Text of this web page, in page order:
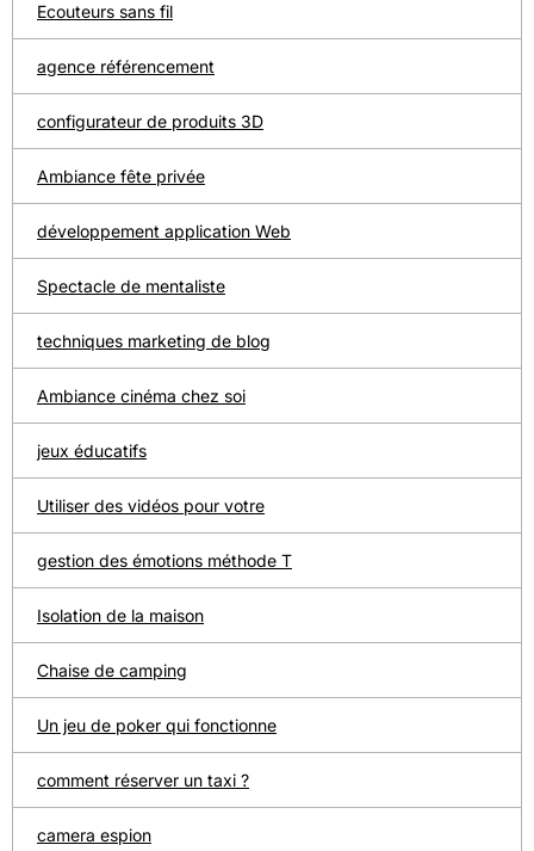
Ecouteurs sans fil
agence référencement
configurateur de produits 3D
Ambiance fête privée
développement application Web
Spectacle de mentaliste
techniques marketing de blog
Ambiance cinéma chez soi
jeux éducatifs
Utiliser des vidéos pour votre
gestion des émotions méthode T
Isolation de la maison
Chaise de camping
Un jeu de poker qui fonctionne
comment réserver un taxi ?
camera espion